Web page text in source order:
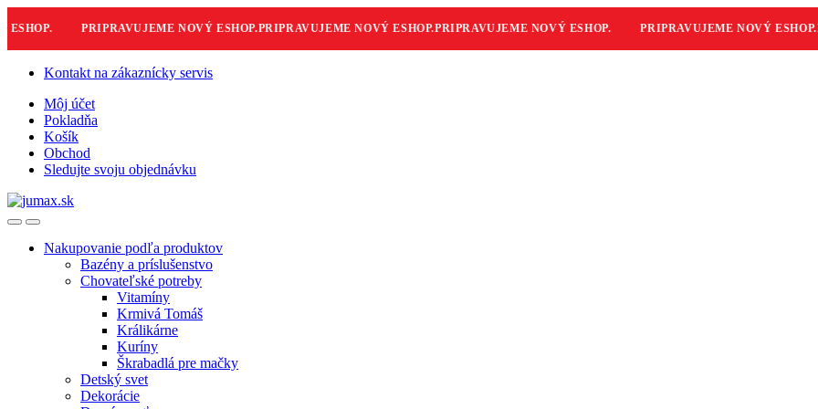
PRIPRAVUJEME NOVÝ ESHOP.PRIPRAVUJEME NOVÝ ESHOP.PRIPRAVUJEME NOVÝ ESHOP. PRIPRAVUJEME NOVÝ ESHOP.
Skip
navigation
Skip
content
Kontakt na zákaznícky servis
Môj účet
Pokladňa
Košík
Obchod
Sledujte svoju objednávku
Nakupovanie podľa produktov
Bazény a príslušenstvo
Chovateľské potreby
Vitamíny
Krmivá Tomáš
Králikárne
Kuríny
Škrabadlá pre mačky
Detský svet
Dekorácie